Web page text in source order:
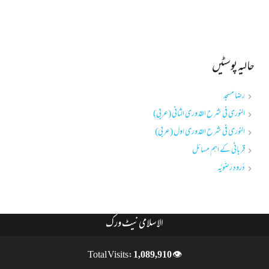
حالیہ پوسٹیں
رضا مسجد
النوری فی شرح القدوری الثانی (عربی)
النوری فی شرح القدوری اول (عربی)
قربانی کے اہم مسائل
دُرودِ رَضَویَّہ
الاسلامی نیٹ ورک
👁 Total Visits:
1,089,910